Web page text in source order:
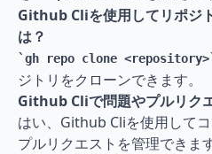
Github Cliを使用してリポジ
は？
gh repo clone <repository>
ジトリをクローンできます。
Github Cliで問題やプルリク
はい、Github Cliを使用して
プルリクエストを管理できます